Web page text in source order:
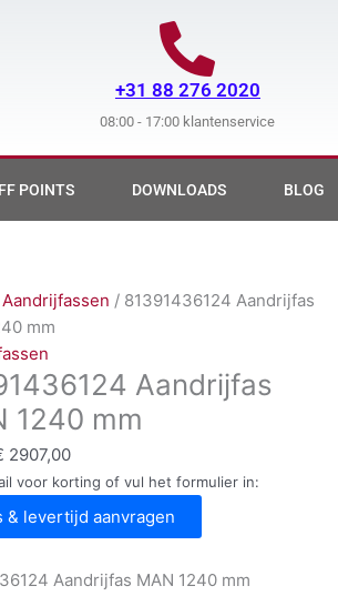
+31 88 276 2020
08:00 - 17:00 klantenservice
POINTS DOWNLOADS BLOG
Aandrijfassen / 81391436124 Aandrijfas
mm
Aandrijfas
1240 mm
2907,00
voor korting of vul het formulier in:
& levertijd aanvragen
Aandrijfas MAN 1240 mm